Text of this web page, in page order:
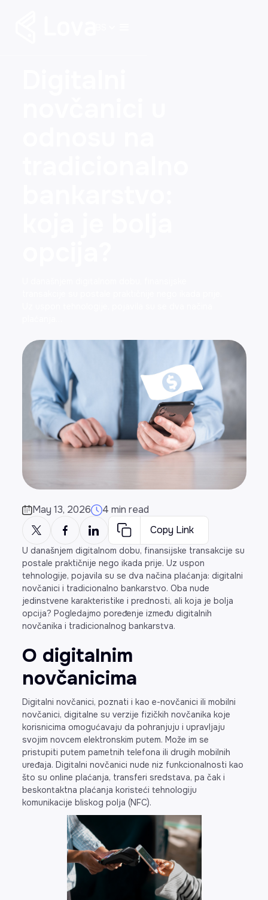
May 13, 2026
4 min read
Copy Link
U današnjem digitalnom dobu, finansijske transakcije su
postale praktičnije nego ikada prije. Uz uspon
tehnologije, pojavila su se dva načina plaćanja: digitalni
novčanici i tradicionalno bankarstvo. Oba nude
jedinstvene karakteristike i prednosti, ali koja je bolja
opcija? Pogledajmo poređenje između digitalnih
novčanika i tradicionalnog bankarstva.
O digitalnim
novčanicima
Digitalni novčanici, poznati i kao e-novčanici ili mobilni
novčanici, digitalne su verzije fizičkih novčanika koje
korisnicima omogućavaju da pohranjuju i upravljaju
svojim novcem elektronskim putem. Može im se
pristupiti putem pametnih telefona ili drugih mobilnih
uređaja. Digitalni novčanici nude niz funkcionalnosti kao
što su online plaćanja, transferi sredstava, pa čak i
beskontaktna plaćanja koristeći tehnologiju
komunikacije bliskog polja (NFC).